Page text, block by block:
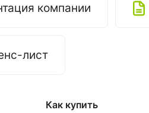
компании
лист
Как купить